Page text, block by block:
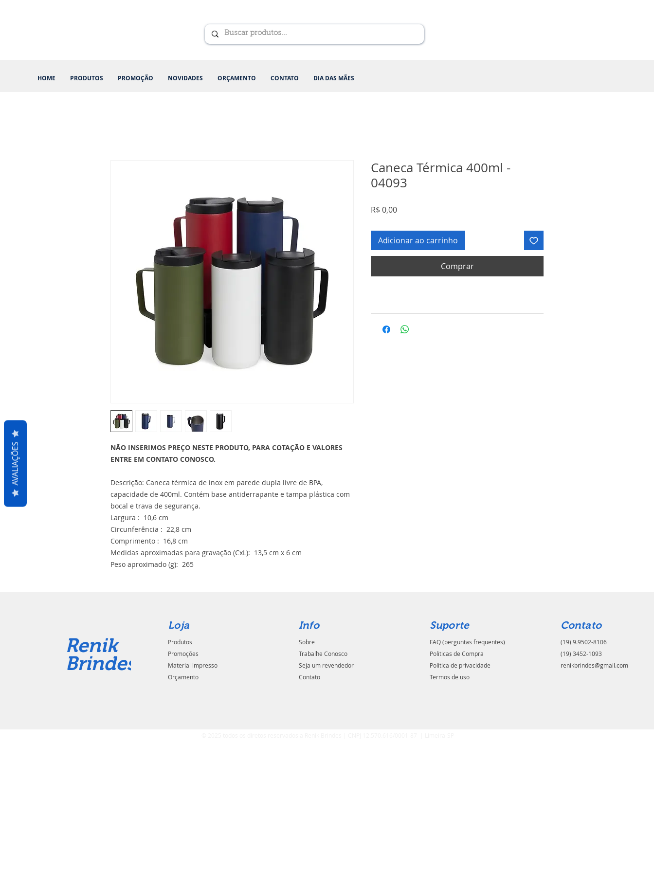
HOME PRODUTOS PROMOÇÃO NOVIDADES ORÇAMENTO CONTATO DIA DAS MÃES
NÃO INSERIMOS PREÇO NESTE PRODUTO, PARA COTAÇÃO E VALORES
ENTRE EM CONTATO CONOSCO.
Descrição: Caneca térmica de inox em parede dupla livre de BPA,
capacidade de 400ml. Contém base antiderrapante e tampa plástica com
bocal e trava de segurança.
Largura : 10,6 cm
Circunferência : 22,8 cm
Comprimento : 16,8 cm
Medidas aproximadas para gravação (CxL): 13,5 cm x 6 cm
Peso aproximado (g): 265
Caneca Térmica 400ml -
04093
R$ 0,00Preço
Adicionar ao carrinho
Comprar
Renik
Brindes
Loja
Produtos
Promoções
Material impresso
Orçamento
Info
Sobre
Trabalhe Conosco
Seja um revendedor
Contato
Suporte
FAQ (perguntas frequentes)
Politicas de Compra
Politica de privacidade
Termos de uso
Contato
(19) 9.9502-8106
(19) 3452-1093
renikbrindes@gmail.com
AVALIAÇÕES